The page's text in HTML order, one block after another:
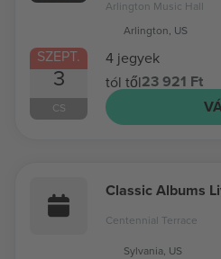
SZEPT.
3
CS
Arlington Music Hall
Arlington, US
4 jegyek
tól től23 921 Ft
Classic Albums
Centennial Terrace
Sylvania, US